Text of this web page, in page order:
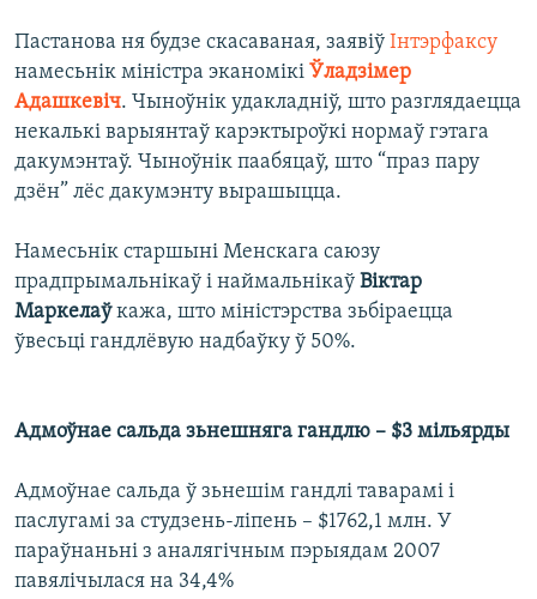
Пастанова ня будзе скасаваная, заявіў Інтэрфаксу
намесьнік міністра эканомікі Ўладзімер
Адашкевіч. Чыноўнік удакладніў, што разглядаецца
некалькі варыянтаў карэктыроўкі нормаў гэтага
дакумэнтаў. Чыноўнік паабяцаў, што “праз пару
дзён” лёс дакумэнту вырашыцца.
Намесьнік старшыні Менскага саюзу
прадпрымальнікаў і наймальнікаў Віктар
Маркелаўкажа, што міністэрства зьбіраецца
ўвесьці гандлёвую надбаўку ў 50%.
Адмоўнае сальда зьнешняга гандлю – $3 мільярды
Адмоўнае сальда ў зьнешім гандлі таварамі і
паслугамі за студзень-ліпень – $1762,1 млн. У
параўнаньні з аналягічным пэрыядам 2007
павялічылася на 34,4%